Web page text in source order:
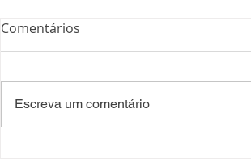
Comentários
Escreva um comentário